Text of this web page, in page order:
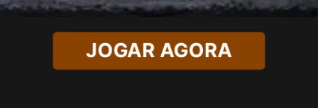
JOGAR AGORA